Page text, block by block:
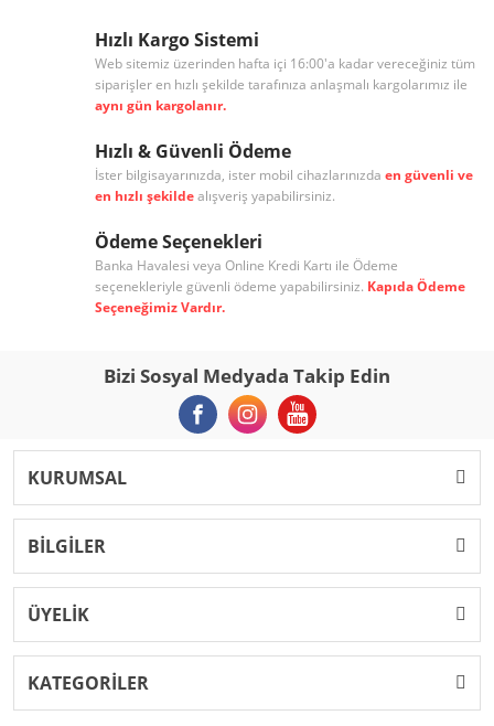
Hızlı Kargo Sistemi
Web sitemiz üzerinden hafta içi 16:00'a kadar vereceğiniz tüm
siparişler en hızlı şekilde tarafınıza anlaşmalı kargolarımız ile
aynı gün kargolanır.
Hızlı & Güvenli Ödeme
İster bilgisayarınızda, ister mobil cihazlarınızda en güvenli ve
en hızlı şekildealışveriş yapabilirsiniz.
Ödeme Seçenekleri
Banka Havalesi veya Online Kredi Kartı ile Ödeme
seçenekleriyle güvenli ödeme yapabilirsiniz. Kapıda Ödeme
Seçeneğimiz Vardır.
Bizi Sosyal Medyada Takip Edin
KURUMSAL
BİLGİLER
ÜYELİK
KATEGORİLER